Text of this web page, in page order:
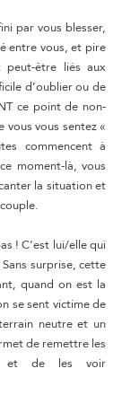
par vous blesser,
entre vous, et pire
être liés aux
d’oublier ou de
ce point de non-
vous sentez «
commencent à
moment-là, vous
la situation et
! C’est lui/elle qui
surprise, cette
quand on est la
se sent victime de
neutre et un
de remettre les
et de les voir